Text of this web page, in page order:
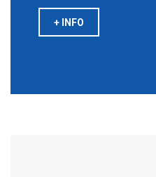
+ INFO